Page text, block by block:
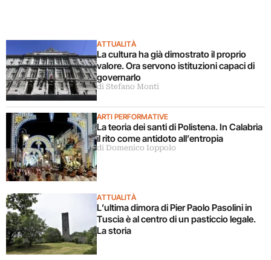
ATTUALITÀ
La cultura ha già dimostrato il proprio
valore. Ora servono istituzioni capaci di
governarlo
di Stefano Monti
ARTI PERFORMATIVE
La teoria dei santi di Polistena. In Calabria
il rito come antidoto all’entropia
di Domenico Ioppolo
ATTUALITÀ
L’ultima dimora di Pier Paolo Pasolini in
Tuscia è al centro di un pasticcio legale.
La storia